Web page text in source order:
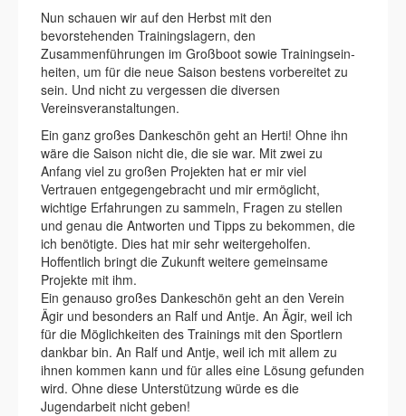
Nun schauen wir auf den Herbst mit den
bevorstehenden Trainings­lagern, den
Zusammenführungen im Großboot sowie Trainingsein­
heiten, um für die neue Saison bestens vorbereitet zu
sein. Und nicht zu vergessen die diversen
Vereinsveranstaltungen.
Ein ganz großes Dankeschön geht an Herti! Ohne ihn
wäre die Saison nicht die, die sie war. Mit zwei zu
Anfang viel zu großen Projekten hat er mir viel
Vertrauen entgegengebracht und mir ermöglicht,
wichtige Erfahrungen zu sammeln, Fragen zu stellen
und genau die Antworten und Tipps zu bekommen, die
ich benötigte. Dies hat mir sehr weitergeholfen.
Hoffentlich bringt die Zukunft weitere gemeinsame
Projekte mit ihm.
Ein genauso großes Dankeschön geht an den Verein
Ägir und besonders an Ralf und Antje. An Ägir, weil ich
für die Möglichkeiten des Trainings mit den Sportlern
dankbar bin. An Ralf und Antje, weil ich mit allem zu
ihnen kommen kann und für alles eine Lösung gefunden
wird. Ohne diese Unterstützung würde es die
Jugendarbeit nicht geben!